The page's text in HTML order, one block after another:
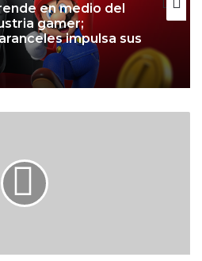
en medio del
gamer;
impulsa sus